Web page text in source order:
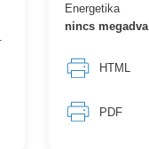
Energetika
nincs megadva
HTML
PDF